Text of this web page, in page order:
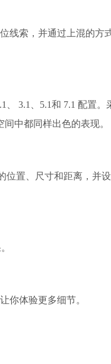
线索，并通过上混的方
3.1、5.1和 7.1 配置。
中都同样出色的表现。
位置、尺寸和距离，并
你体验更多细节。